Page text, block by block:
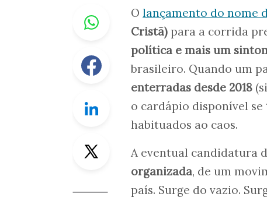
Whastapp
Facebook
O lançamento do nome
Cristã) para a corrida
política e mais um
brasileiro. Quando um
enterradas desde 2018
o cardápio disponível se
habituados ao caos.
A eventual candidatura
organizada, de um
país. Surge do vazio.